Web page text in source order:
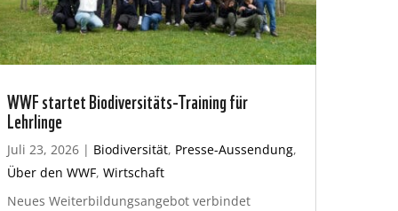
WWF startet Biodiversitäts-Training für
Lehrlinge
Juli 23, 2026| Biodiversität, Presse-Aussendung,
Über den WWF, Wirtschaft
Neues Weiterbildungsangebot verbindet